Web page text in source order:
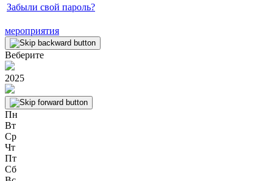
Забыли свой пароль?
мероприятия
Веберите
2025
Пн
Вт
Ср
Чт
Пт
Сб